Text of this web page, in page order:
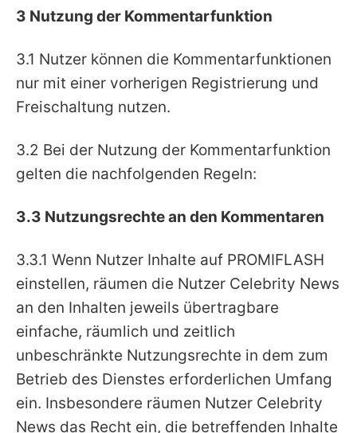
3 Nutzung der Kommentarfunktion
3.1 Nutzer können die Kommentarfunktionen
nur mit einer vorherigen Registrierung und
Freischaltung nutzen.
3.2 Bei der Nutzung der Kommentarfunktion
gelten die nachfolgenden Regeln:
3.3 Nutzungsrechte an den Kommentaren
3.3.1 Wenn Nutzer Inhalte auf PROMIFLASH
einstellen, räumen die Nutzer Celebrity News
an den Inhalten jeweils übertragbare
einfache, räumlich und zeitlich
unbeschränkte Nutzungsrechte in dem zum
Betrieb des Dienstes erforderlichen Umfang
ein. Insbesondere räumen Nutzer Celebrity
News das Recht ein, die betreffenden Inhalte